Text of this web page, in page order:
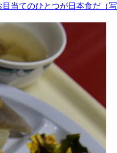
当てのひとつが日本食だ（写